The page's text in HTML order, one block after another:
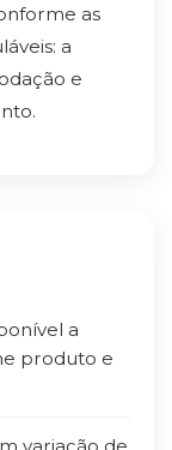
as
a
e
a
produto e
variação de